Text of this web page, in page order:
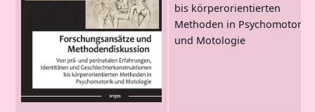
bis körperorientierten
Methoden in Psychomotorik
und Motologie